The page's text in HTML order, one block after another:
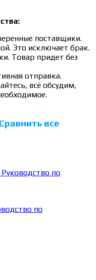
поставщики.
Это исключает брак.
Товар придет без
отправка.
всё обсудим,
Сравнить все
по